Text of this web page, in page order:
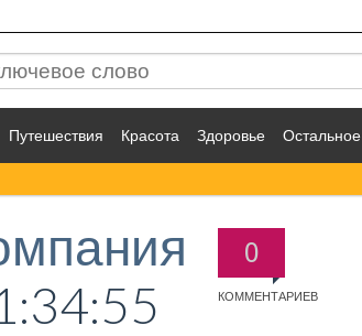
Путешествия Красота Здоровье Остальное
0
КОММЕНТАРИЕВ